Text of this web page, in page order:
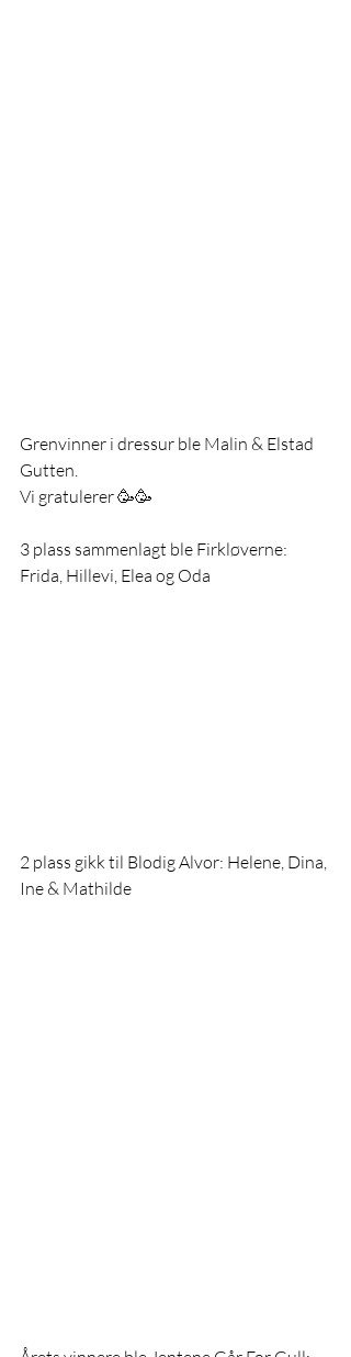
Grenvinner i dressur ble Malin & Elstad
Gutten.
Vi gratulerer 🥳🥳
3 plass sammenlagt ble Firkløverne:
Frida, Hillevi, Elea og Oda
2 plass gikk til Blodig Alvor: Helene, Dina,
Ine & Mathilde